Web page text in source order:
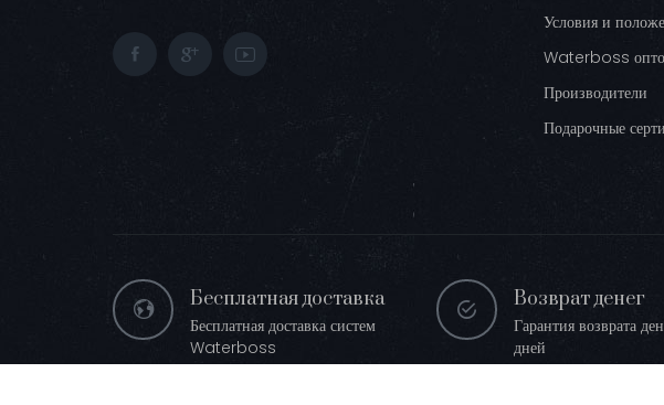
Условия и
Waterboss
Производители
Подарочные
Бесплатная доставка
Бесплатная доставка систем
Waterboss
Возврат денег
Гарантия возврата
дней